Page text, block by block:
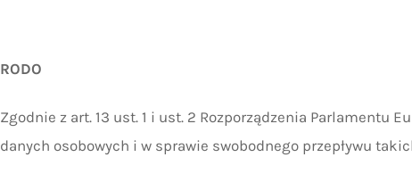
RODO
Zgodnie z art. 13 ust. 1 i ust. 2 Rozporządzenia Parlamentu
danych osobowych i w sprawie swobodnego przepływu